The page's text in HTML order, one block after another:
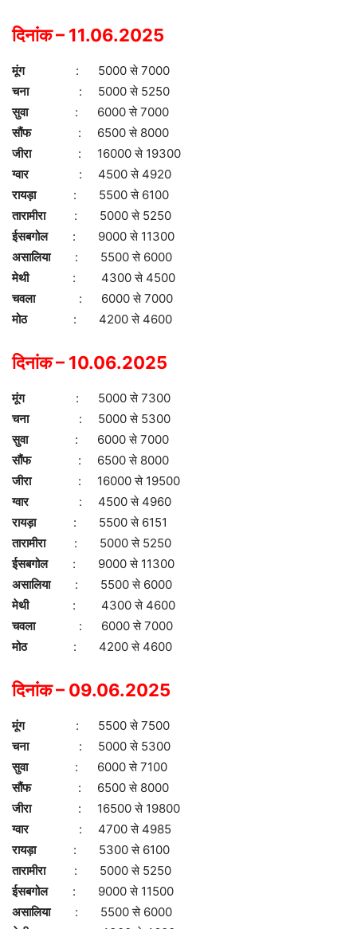
दिनांक – 11.06.2025
मूंग: 5000 से 7000
चना : 5000 से 5250
सुवा : 6000 से 7000
सौंफ
: 6500 से 8000
जीरा : 16000 से 19300
ग्वार
: 4500 से 4920
रायड़ा : 5500 से 6100
तारामीरा: 5000 से 5250
ईसबगोल
: 9000 से 11300
असालिया : 5500 से 6000
मेथी : 4300 से 4500
चवला : 6000 से 7000
मोठ
: 4200 से 4600
दिनांक – 10.06.2025
मूंग: 5000 से 7300
चना : 5000 से 5300
सुवा : 6000 से 7000
सौंफ
: 6500 से 8000
जीरा : 16000 से 19500
ग्वार
: 4500 से 4960
रायड़ा : 5500 से 6151
तारामीरा: 5000 से 5250
ईसबगोल
: 9000 से 11300
असालिया : 5500 से 6000
मेथी : 4300 से 4600
चवला : 6000 से 7000
मोठ
: 4200 से 4600
दिनांक – 09.06.2025
मूंग: 5500 से 7500
चना : 5000 से 5300
सुवा : 6000 से 7100
सौंफ
: 6500 से 8000
जीरा : 16500 से 19800
ग्वार
: 4700 से 4985
रायड़ा : 5300 से 6100
तारामीरा: 5000 से 5250
ईसबगोल
: 9000 से 11500
असालिया : 5500 से 6000